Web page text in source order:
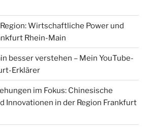
Wirtschaftliche Power und
Rhein-Main
besser verstehen – Mein YouTube-
Erklärer
im Fokus: Chinesische
Innovationen in der Region Frankfurt